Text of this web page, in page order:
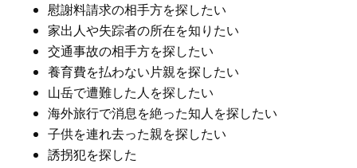
慰謝料請求の相手方を探したい
家出人や失踪者の所在を知りたい
交通事故の相手方を探したい
養育費を払わない片親を探したい
山岳で遭難した人を探したい
海外旅行で消息を絶った知人を探したい
子供を連れ去った親を探したい
誘拐犯を探した